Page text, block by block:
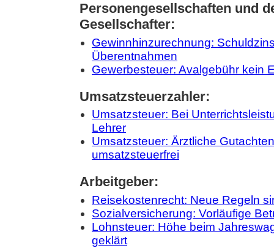
Personengesellschaften und
Gesellschafter:
Gewinnhinzurechnung:
Überentnahmen
Gewerbesteuer: Avalgebühr kein
Umsatzsteuerzahler:
Umsatzsteuer: Bei
Lehrer
Umsatzsteuer: Ärztliche
umsatzsteuerfrei
Arbeitgeber:
Reisekostenrecht: Neue Regeln
Sozialversicherung: Vorläufige
Lohnsteuer: Höhe beim
geklärt